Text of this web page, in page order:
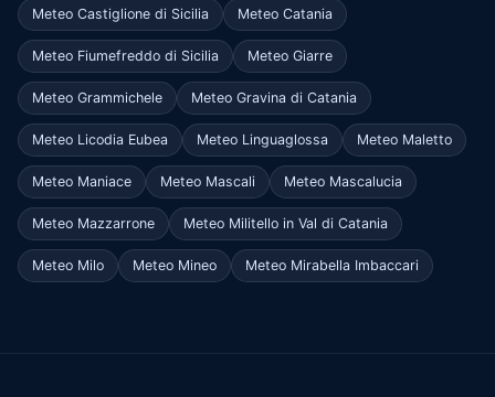
Meteo Castiglione di Sicilia Meteo Catania
Meteo Fiumefreddo di Sicilia Meteo Giarre
Meteo Grammichele Meteo Gravina di Catania
Meteo Licodia Eubea Meteo Linguaglossa Meteo Maletto
Meteo Maniace Meteo Mascali Meteo Mascalucia
Meteo Mazzarrone Meteo Militello in Val di Catania
Meteo Milo Meteo Mineo Meteo Mirabella Imbaccari